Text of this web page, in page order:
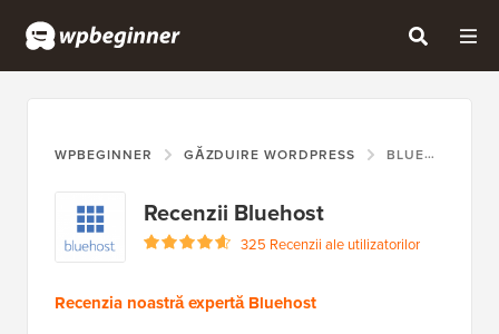
WPBEGINNER GĂZDUIRE WORDPRESS BLUEHOST
Recenzii Bluehost
325 Recenzii ale utilizatorilor
Recenzia noastră expertă Bluehost